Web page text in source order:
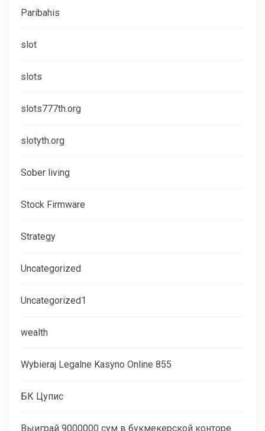
Paribahis
slot
slots
slots777th.org
slotyth.org
Sober living
Stock Firmware
Strategy
Uncategorized
Uncategorized1
wealth
Wybieraj Legalne Kasyno Online 855
БК Цупис
Выиграй 9000000 сум в букмекерской конторе